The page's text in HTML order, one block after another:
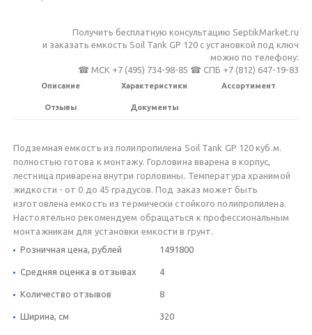
Получить бесплатную консультацию SeptikMarket.ru
и заказать емкость Soil Tank GP 120 c установкой под ключ
можно по телефону:
☎ МСК +7 (495) 734-98-85 ☎ СПБ +7 (812) 647-19-83
Описание Характеристики Ассортимент
Отзывы Документы
Подземная емкость из полипропилена Soil Tank GP 120 куб.м.
полностью готова к монтажу. Горловина вварена в корпус,
лестница приварена внутри горловины. Температура хранимой
жидкости - от 0 до 45 градусов. Под заказ может быть
изготовлена емкость из термически стойкого полипропилена.
Настоятельно рекомендуем обращаться к профессиональным
монтажникам для установки емкости в грунт.
Розничная цена, рублей
1491800
Средняя оценка в отзывах 4
Количество отзывов 8
Ширина, см 320